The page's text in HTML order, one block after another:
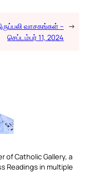
வாசகங்கள் –
செப்டம்பர் 11, 2024
→
of Catholic Gallery, a
Readings in multiple